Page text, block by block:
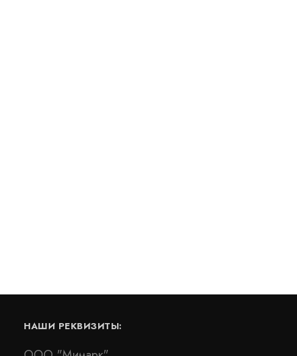
НАШИ РЕКВИЗИТЫ: